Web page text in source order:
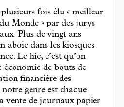
fois élu « meilleur
Monde » par des jurys
Plus de vingt ans
aboie dans les kiosques
Le hic, c’est qu’on
économie de bouts de
financière des
genre est chaque
vente de journaux papier